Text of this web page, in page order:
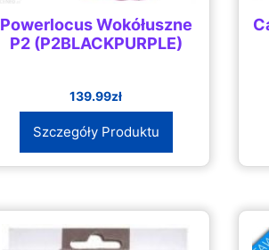
Powerlocus Wokółuszne
P2 (P2BLACKPURPLE)
139.99zł
Szczegóły Produktu